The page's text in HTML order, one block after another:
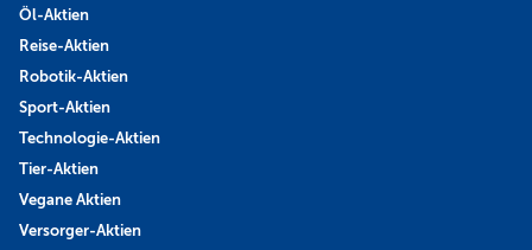
Öl-Aktien
Reise-Aktien
Robotik-Aktien
Sport-Aktien
Technologie-Aktien
Tier-Aktien
Vegane Aktien
Versorger-Aktien